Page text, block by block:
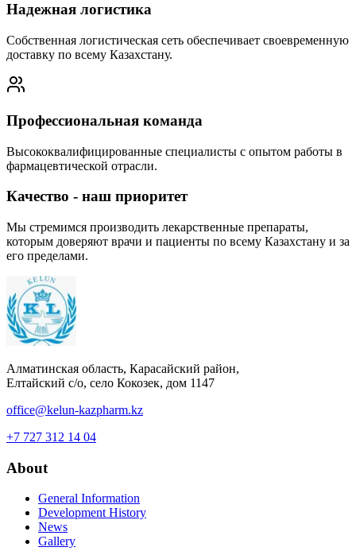
Надежная логистика
Собственная логистическая сеть обеспечивает своевременную
доставку по всему Казахстану.
Профессиональная команда
Высококвалифицированные специалисты с опытом работы в
фармацевтической отрасли.
Качество - наш приоритет
Мы стремимся производить лекарственные препараты,
которым доверяют врачи и пациенты по всему Казахстану и за
его пределами.
Алматинская область, Карасайский район,
Елтайский с/о, село Кокозек, дом 1147
office@kelun-kazpharm.kz
+7 727 312 14 04
About
General Information
Development History
News
Gallery